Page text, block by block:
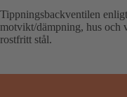
Tippningsbackventilen
motvikt/dämpning, hus och
rostfritt stål.